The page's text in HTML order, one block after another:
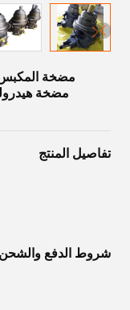
مضخة
تفاصيل المنتج
شروط الدفع والشحن